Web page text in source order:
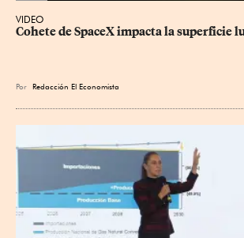
VIDEO
Cohete de SpaceX impacta la superficie
Por Redacción El Economista